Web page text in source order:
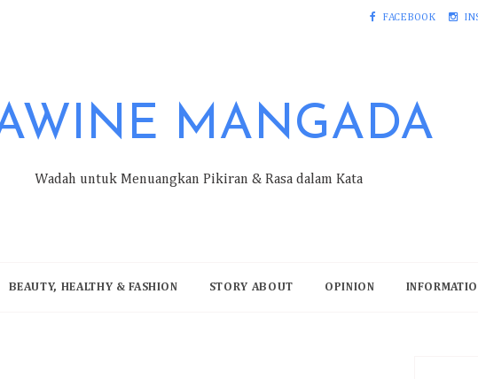
FACEBOOK
MANGADA
Wadah untuk Menuangkan Pikiran & Rasa dalam Kata
BEAUTY, HEALTHY & FASHION STORY ABOUT OPINION